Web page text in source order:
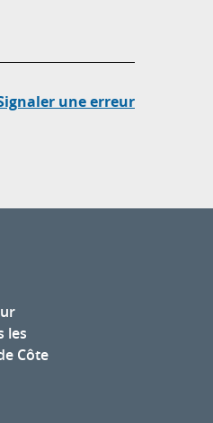
une erreur
les
Côte